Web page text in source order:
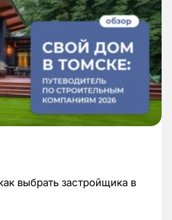
выбрать застройщика в